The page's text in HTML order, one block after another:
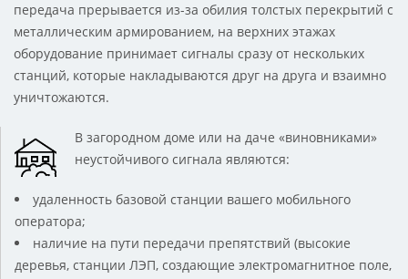
передача прерывается из-за обилия толстых перекрытий с
металлическим армированием, на верхних этажах
оборудование принимает сигналы сразу от нескольких
станций, которые накладываются друг на друга и взаимно
уничтожаются.
В загородном доме или на даче «виновниками»
неустойчивого сигнала являются:
удаленность базовой станции вашего мобильного
оператора;
наличие на пути передачи препятствий (высокие
деревья, станции ЛЭП, создающие электромагнитное поле,